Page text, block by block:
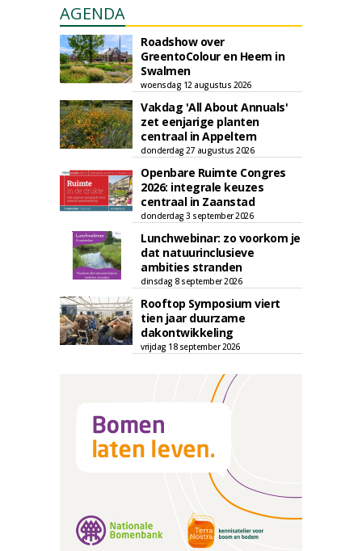
AGENDA
Roadshow over
GreentoColour en Heem in
Swalmen
woensdag 12 augustus 2026
Vakdag 'All About Annuals'
zet eenjarige planten
centraal in Appeltern
donderdag 27 augustus 2026
Openbare Ruimte Congres
2026: integrale keuzes
centraal in Zaanstad
donderdag 3 september 2026
Lunchwebinar: zo voorkom je
dat natuurinclusieve
ambities stranden
dinsdag 8 september 2026
Rooftop Symposium viert
tien jaar duurzame
dakontwikkeling
vrijdag 18 september 2026